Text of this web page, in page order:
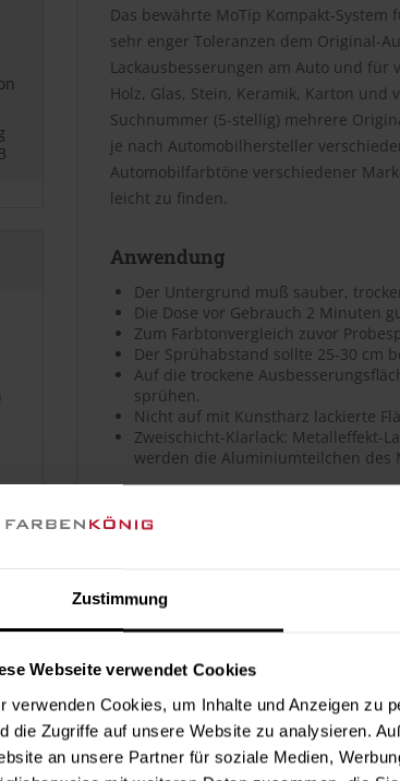
Zustimmung
Webseite verwendet Cookies
verwenden Cookies, um Inhalte und Anzeigen zu
die Zugriffe auf unsere Website zu analysieren.
an unsere Partner für soziale Medien,
Das bewährte MoTip Kompakt-
sehr enger Toleranzen dem Original-
Lackausbesserungen am Auto und für
Holz, Glas, Stein, Keramik, Karton
Suchnummer (5-stellig) mehrere
je nach Automobilhersteller
Automobilfarbtöne verschiedener
leicht zu finden.
Anwendung
Der Untergrund muß sauber,
Die Dose vor Gebrauch 2 Minuten
Zum Farbtonvergleich zuvor
Der Sprühabstand sollte 25-30 cm
Auf die trockene
sprühen.
Nicht auf mit Kunstharz lackierte
Zweischicht-Klarlack: Metalleffekt-
werden die Aluminiumteilchen des
Artikeldetails
Sehr gute Deckkraft,
Hohe Oberflächenhärte bei
Guter Verlauf, glatte Oberfläche
Polierfähig, schmutzunempfindliche
Wetterfest, lichtecht, UV-beständig
Kratz-, stoß- und schlagfest
Uni- sowie Metallic-Lacke werden